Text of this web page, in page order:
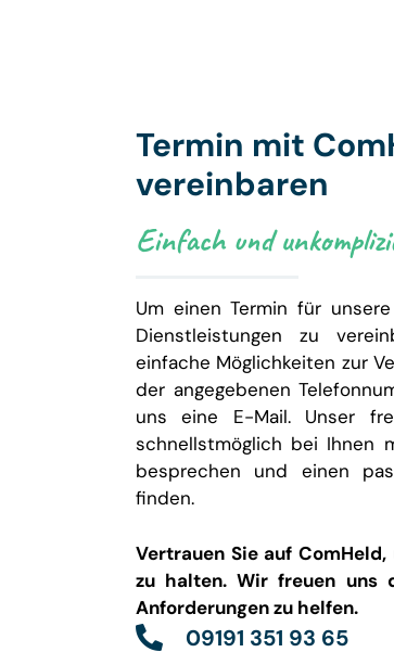
Termin mit
vereinbaren
Einfach und
Um einen Termin für
Dienstleistungen zu
einfache Möglichkeiten zur
der angegebenen
uns eine E-Mail. Unser
schnellstmöglich bei Ihnen
besprechen und einen
finden.
Vertrauen Sie auf
zu halten. Wir freuen uns
Anforderungen zu helfen.
09191 351 93 65